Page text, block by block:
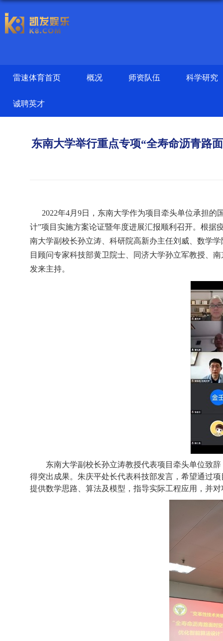
雷速体育首页 概况 师资队伍 科学研究
诚聘英才
东南大学举行重点专项“全寿命沥青路
2022年4月 9日，东南大学作为项目牵头单位承担的
计”项目实施方案论证暨年度进展汇报顺利召开。根
南大学副校长孙立涛、科研院高新办主任刘威、数学
目顾问专家科技部黄卫院士、同济大学孙立军教授、
发来主持。
东南大学副校长孙立涛教授代表项目牵头单位致
得突出成果。朱庆平处长代表科技部发言，希望通过
提供数学思路、算法及模型，指导实际工程应用，并